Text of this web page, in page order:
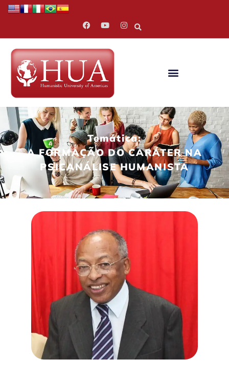
Temática:
A FORMAÇÃO DO CARÁTER NA
PSICANÁLISE HUMANISTA